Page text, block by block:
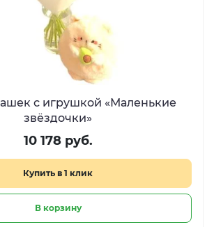
с игрушкой «Маленькие
звёздочки»
10 178 руб.
Купить в 1 клик
В корзину